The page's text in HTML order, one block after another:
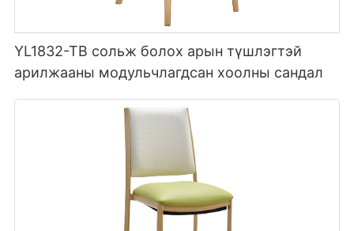
YL1832-TB сольж болох арын түшлэгтэй
арилжааны модульчлагдсан хоолны сандал